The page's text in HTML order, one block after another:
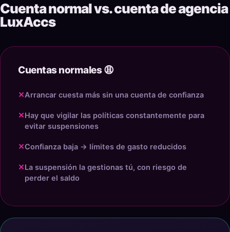
Cuenta normal vs. cuenta de agencia
LuxAccs
Cuentas normales 😩
✕Arrancar cuesta más sin una cuenta de confianza
✕Hay que vigilar las políticas constantemente para
evitar suspensiones
✕Confianza baja → límites de gasto reducidos
✕La suspensión la gestionas tú, con riesgo de
perder el saldo